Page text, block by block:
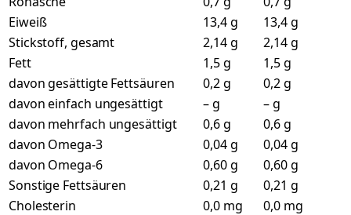
Eiweiß
13,4 g
13,4 g
Stickstoff, gesamt
2,14 g
2,14 g
Fett
1,5 g
1,5 g
davon gesättigte Fettsäuren
0,2 g
0,2 g
davon einfach ungesättigt
– g
– g
davon mehrfach ungesättigt
0,6 g
0,6 g
davon Omega-3
0,04 g
0,04 g
davon Omega-6
0,60 g
0,60 g
Sonstige Fettsäuren
0,21 g
0,21 g
Cholesterin
0,0 mg
0,0 mg